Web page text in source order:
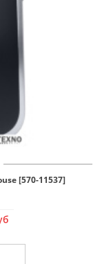
[570-11537]